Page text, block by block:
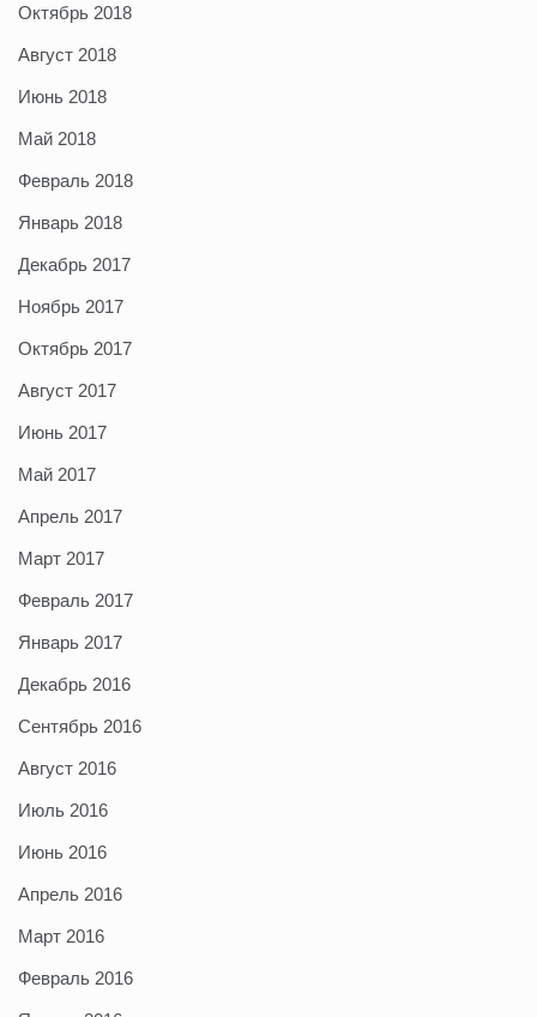
Октябрь 2018
Август 2018
Июнь 2018
Май 2018
Февраль 2018
Январь 2018
Декабрь 2017
Ноябрь 2017
Октябрь 2017
Август 2017
Июнь 2017
Май 2017
Апрель 2017
Март 2017
Февраль 2017
Январь 2017
Декабрь 2016
Сентябрь 2016
Август 2016
Июль 2016
Июнь 2016
Апрель 2016
Март 2016
Февраль 2016